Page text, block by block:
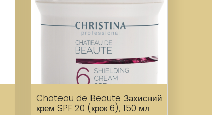
Chateau de Beaute Захисний
крем SPF 20 (крок 6), 150 мл